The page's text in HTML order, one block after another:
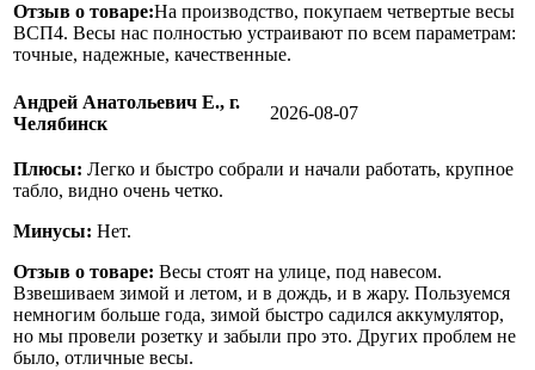
Отзыв о товаре:На производство, покупаем четвертые весы
ВСП4. Весы нас полностью устраивают по всем параметрам:
точные, надежные, качественные.
Андрей Анатольевич Е., г.
Челябинск
2026-08-07
Плюсы: Легко и быстро собрали и начали работать, крупное
табло, видно очень четко.
Минусы: Нет.
Отзыв о товаре: Весы стоят на улице, под навесом.
Взвешиваем зимой и летом, и в дождь, и в жару. Пользуемся
немногим больше года, зимой быстро садился аккумулятор,
но мы провели розетку и забыли про это. Других проблем не
было, отличные весы.